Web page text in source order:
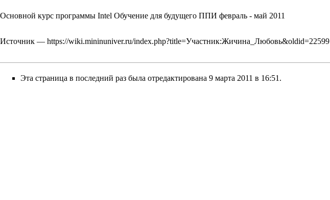
Основной курс программы Intel Обучение для будущего ППИ февраль - май 2011
Источник — https://wiki.mininuniver.ru/index.php?title=Участник:Жичина_Любовь&oldid=22599
Эта страница в последний раз была отредактирована 9 марта 2011 в 16:51.